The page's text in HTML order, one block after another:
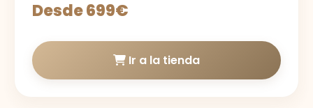
Desde 699€
Ir a la tienda